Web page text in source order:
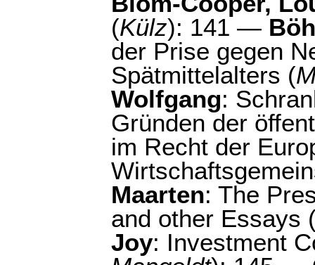
(Külz): 141 —
der Prise gegen
Spätmittelalters (
Wolfgang:
Gründen der
im Recht der
Maarten: The
and other Essays
Joy: Investment